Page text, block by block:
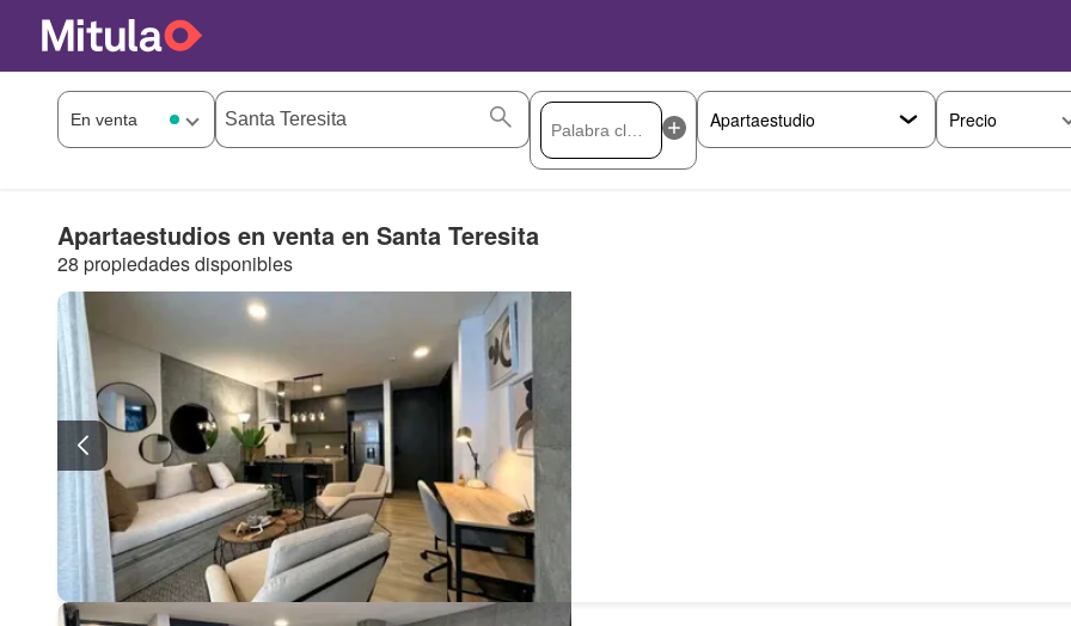
Precio
Apartaestudios en venta en Santa Teresita
28 propiedades disponibles